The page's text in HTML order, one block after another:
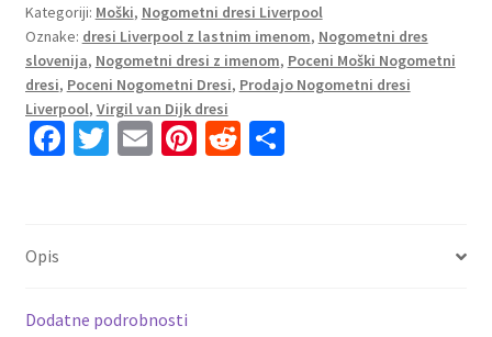
2025-
26
Virgil
van
Dijk
4
Kategoriji: Moški, Nogometni dresi Liverpool
Oznake: dresi Liverpool z lastnim imenom, Nogometni dres
slovenija, Nogometni dresi z imenom, Poceni Moški Nogometni
dresi, Poceni Nogometni Dresi, Prodajo Nogometni dresi
Liverpool, Virgil van Dijk dresi
Fa
k
T E Pi R S
Opis
Dodatne podrobnosti